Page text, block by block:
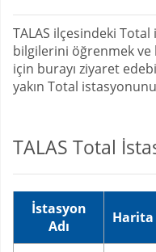
TALAS ilçesindeki
bilgilerini öğrenmek
için burayı ziyaret
yakın Total
TALAS Total
İstasyon
Adı
Harita